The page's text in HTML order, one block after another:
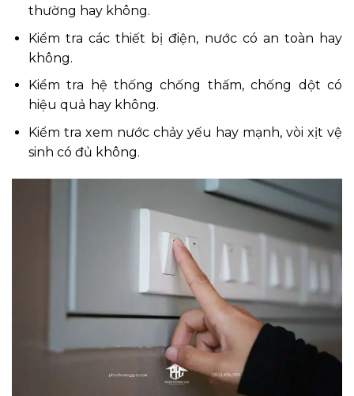
thường hay không.
Kiểm tra các thiết bị điện, nước có an toàn hay
không.
Kiểm tra hệ thống chống thấm, chống dột có
hiệu quả hay không.
Kiểm tra xem nước chảy yếu hay mạnh, vòi xịt vệ
sinh có đủ không.